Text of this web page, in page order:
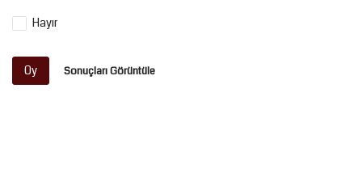
Hayır
Oy Sonuçları Görüntüle